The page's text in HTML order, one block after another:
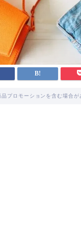
品プロモーションを含む場合が